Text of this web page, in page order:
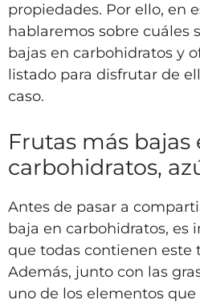
propiedades. Por ello, en
hablaremos sobre cuáles
bajas en carbohidratos y
listado para disfrutar de
caso.
Frutas más bajas
carbohidratos,
Antes de pasar a
baja en carbohidratos, es
que todas contienen este
Además, junto con las
uno de los elementos